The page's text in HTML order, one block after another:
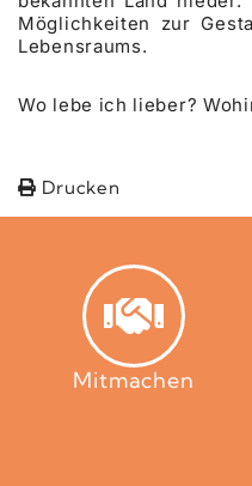
Möglichkeiten zur
Lebensraums.
Wo lebe ich lieber?
Drucken
Mitmachen